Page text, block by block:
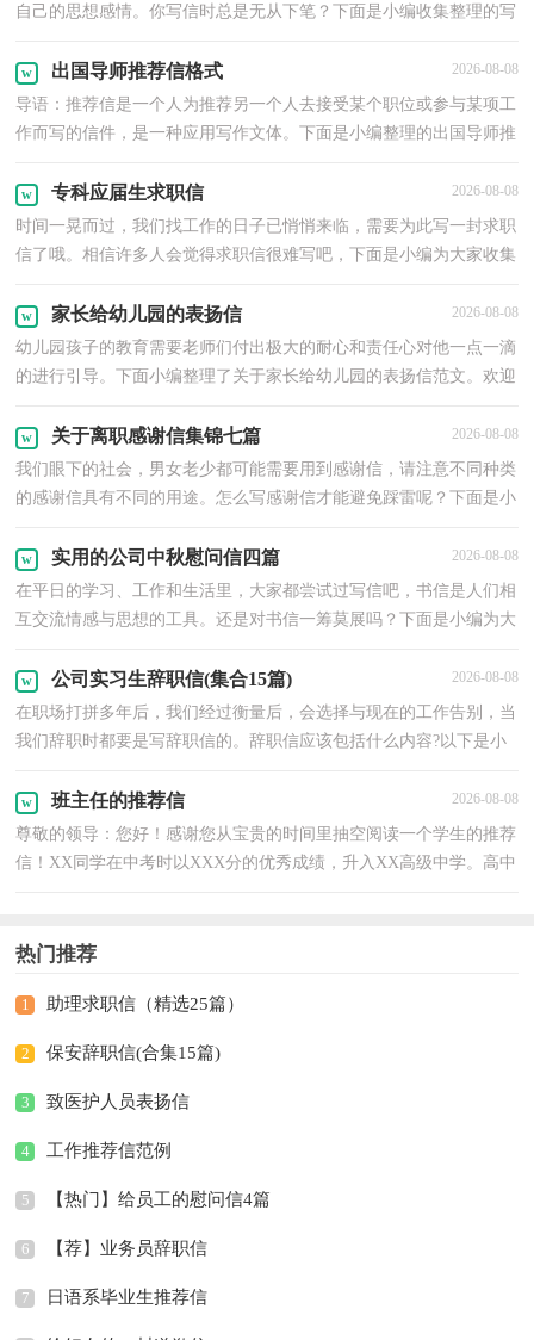
自己的思想感情。你写信时总是无从下笔？下面是小编收集整理的写
给老师感谢信 篇1尊
出国导师推荐信格式 2026-08-08
导语：推荐信是一个人为推荐另一个人去接受某个职位或参与某项工
作而写的信件，是一种应用写作文体。下面是小编整理的出国导师推
人应**大学**学院
专科应届生求职信 2026-08-08
时间一晃而过，我们找工作的日子已悄悄来临，需要为此写一封求职
信了哦。相信许多人会觉得求职信很难写吧，下面是小编为大家收集
职信1尊敬的贵公司领
家长给幼儿园的表扬信 2026-08-08
幼儿园孩子的教育需要老师们付出极大的耐心和责任心对他一点一滴
的进行引导。下面小编整理了关于家长给幼儿园的表扬信范文。欢迎
此信表达我
关于离职感谢信集锦七篇 2026-08-08
我们眼下的社会，男女老少都可能需要用到感谢信，请注意不同种类
的感谢信具有不同的用途。怎么写感谢信才能避免踩雷呢？下面是小
感谢信 篇1尊敬的
实用的公司中秋慰问信四篇 2026-08-08
在平日的学习、工作和生活里，大家都尝试过写信吧，书信是人们相
互交流情感与思想的工具。还是对书信一筹莫展吗？下面是小编为大
中秋慰问信 篇1慰问
公司实习生辞职信(集合15篇) 2026-08-08
在职场打拼多年后，我们经过衡量后，会选择与现在的工作告别，当
我们辞职时都要是写辞职信的。辞职信应该包括什么内容?以下是小
实习生辞职信1尊敬的
班主任的推荐信 2026-08-08
尊敬的领导：您好！感谢您从宝贵的时间里抽空阅读一个学生的推荐
信！XX同学在中考时以XXX分的优秀成绩，升入XX高级中学。高中
热门推荐
1 助理求职信（精选25篇）
2 保安辞职信(合集15篇)
3 致医护人员表扬信
4 工作推荐信范例
5 【热门】给员工的慰问信4篇
6 【荐】业务员辞职信
7 日语系毕业生推荐信